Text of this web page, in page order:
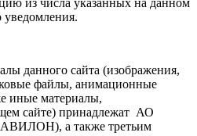
из числа указанных на данном
уведомления.
данного сайта (изображения,
файлы, анимационные
иные материалы,
сайте) принадлежат АО
а также третьим